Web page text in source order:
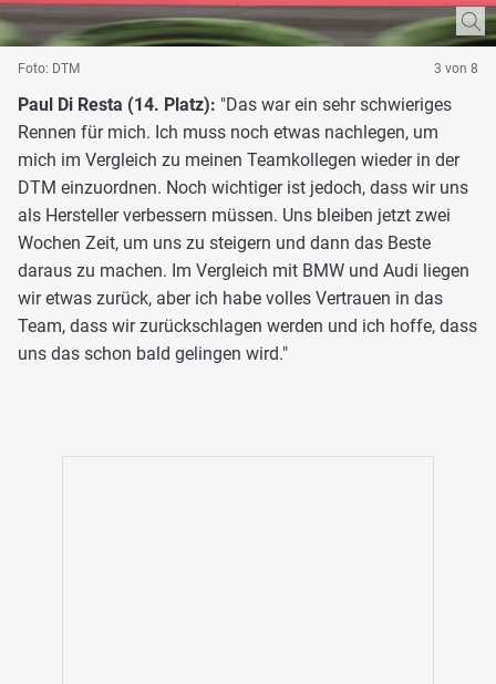
Foto: DTM 3 von 8
Paul Di Resta (14. Platz): "Das war ein sehr schwieriges
Rennen für mich. Ich muss noch etwas nachlegen, um
mich im Vergleich zu meinen Teamkollegen wieder in der
DTM einzuordnen. Noch wichtiger ist jedoch, dass wir uns
als Hersteller verbessern müssen. Uns bleiben jetzt zwei
Wochen Zeit, um uns zu steigern und dann das Beste
daraus zu machen. Im Vergleich mit BMW und Audi liegen
wir etwas zurück, aber ich habe volles Vertrauen in das
Team, dass wir zurückschlagen werden und ich hoffe, dass
uns das schon bald gelingen wird."